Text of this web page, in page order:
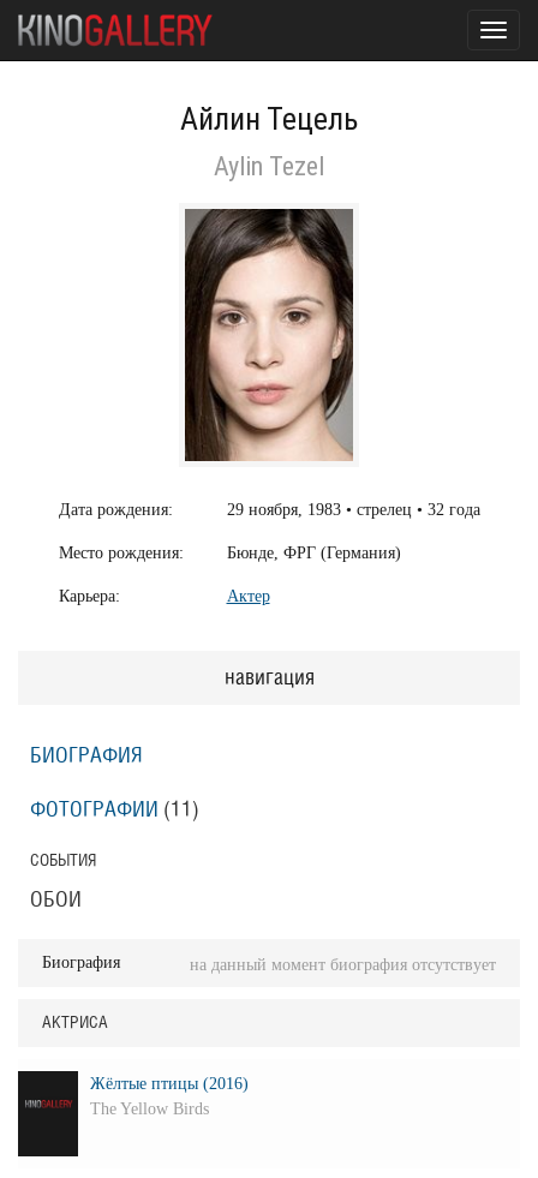
Айлин Тецель
Aylin Tezel
Дата рождения: 29 ноября, 1983 • стрелец • 32 года
Место рождения: Бюнде, ФРГ (Германия)
Карьера: Актер
навигация
БИОГРАФИЯ
ФОТОГРАФИИ (11 )
СОБЫТИЯ
ОБОИ
Биография на данный момент биография отсутствует
АКТРИСА
Жёлтые птицы (2016)
The Yellow Birds